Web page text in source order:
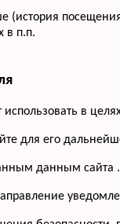
в п.п.
в
для его
данным сайта .